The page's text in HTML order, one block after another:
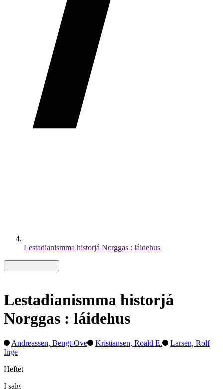
Lestadianismma historjá Norggas : láidehus
Lestadianismma historjá
Norggas : láidehus
Andreassen, Bengt-Ove Kristiansen, Roald E.
Larsen, Rolf
Inge
Heftet
I salg